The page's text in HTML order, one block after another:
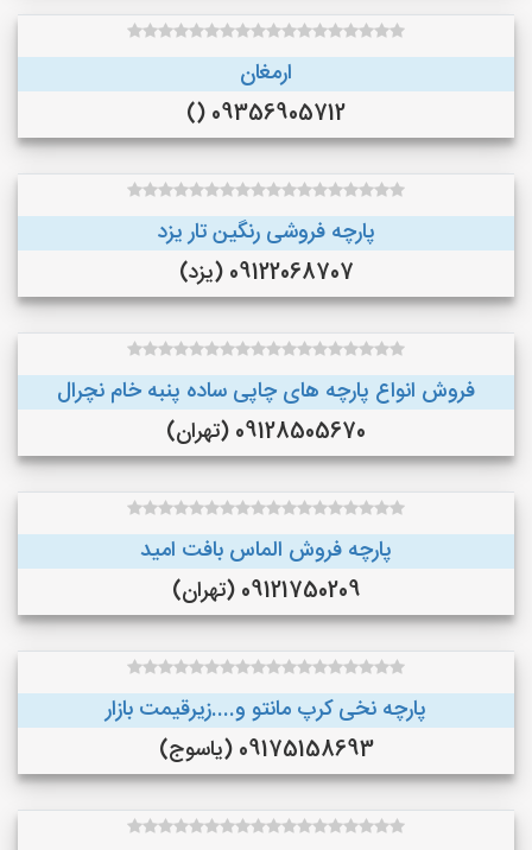
ارمغان
09356905712 ()
پارچه فروشی رنگین تار یزد
09122068707 (یزد)
فروش انواع پارچه های چاپی ساده پنبه خام نچرال
09128505670 (تهران)
پارچه فروش الماس بافت امید
09121750209 (تهران)
پارچه نخی کرپ مانتو و....زیرقیمت بازار
09175158693 (یاسوج)